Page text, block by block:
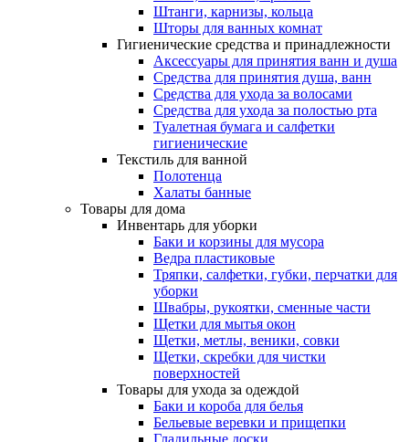
Штанги, карнизы, кольца
Шторы для ванных комнат
Гигиенические средства и принадлежности
Аксессуары для принятия ванн и душа
Средства для принятия душа, ванн
Средства для ухода за волосами
Средства для ухода за полостью рта
Туалетная бумага и салфетки
гигиенические
Текстиль для ванной
Полотенца
Халаты банные
Товары для дома
Инвентарь для уборки
Баки и корзины для мусора
Ведра пластиковые
Тряпки, салфетки, губки, перчатки для
уборки
Швабры, рукоятки, сменные части
Щетки для мытья окон
Щетки, метлы, веники, совки
Щетки, скребки для чистки
поверхностей
Товары для ухода за одеждой
Баки и короба для белья
Бельевые веревки и прищепки
Гладильные доски